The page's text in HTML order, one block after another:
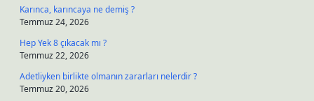
Karınca, karıncaya ne demiş ?
Temmuz 24, 2026
Hep Yek 8 çıkacak mı ?
Temmuz 22, 2026
Adetliyken birlikte olmanın zararları nelerdir ?
Temmuz 20, 2026